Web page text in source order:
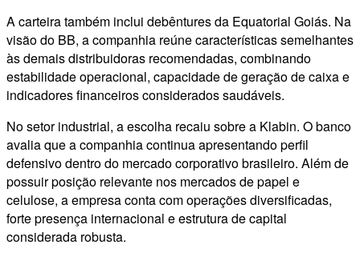
A carteira também inclui debêntures da Equatorial Goiás. Na
visão do BB, a companhia reúne características semelhantes
às demais distribuidoras recomendadas, combinando
estabilidade operacional, capacidade de geração de caixa e
indicadores financeiros considerados saudáveis.
No setor industrial, a escolha recaiu sobre a Klabin. O banco
avalia que a companhia continua apresentando perfil
defensivo dentro do mercado corporativo brasileiro. Além de
possuir posição relevante nos mercados de papel e
celulose, a empresa conta com operações diversificadas,
forte presença internacional e estrutura de capital
considerada robusta.